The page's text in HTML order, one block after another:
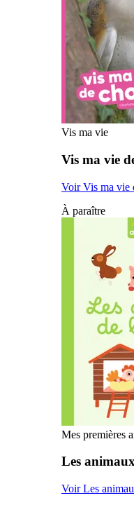
Vis ma vie
Vis ma vie
Voir Vis ma vie
À paraître
Mes premières
Les
Voir Les